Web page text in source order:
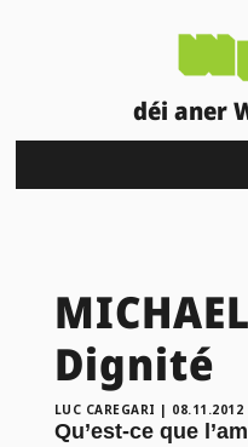
déi aner
Dignité
LUC CAREGARI | 08.11.2012
Qu’est-ce que